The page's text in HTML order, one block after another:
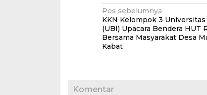
Navigasi
pos
Pos sebelumnya
KKN Kelompok 3
(UBI) Upacara Bendera HUT
Bersama Masyarakat Desa
Kabat
Komentar